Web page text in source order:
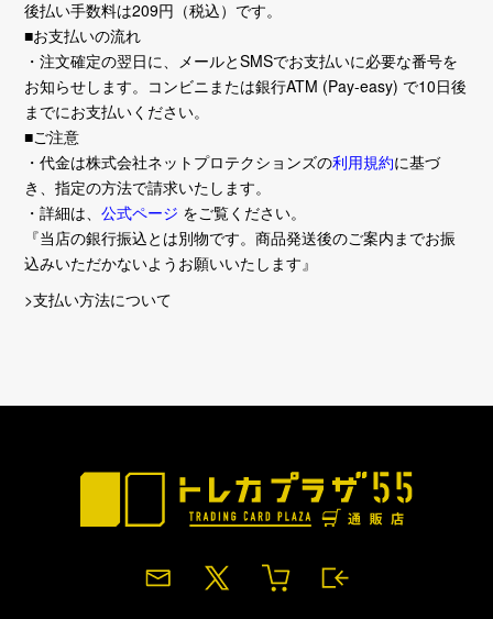
後払い手数料は209円（税込）です。
■お支払いの流れ
・注文確定の翌日に、メールとSMSでお支払いに必要な番号を
お知らせします。コンビニまたは銀行ATM (Pay-easy) で10日後
までにお支払いください。
■ご注意
・代金は株式会社ネットプロテクションズの利用規約に基づ
き、指定の方法で請求いたします。
・詳細は、公式ページ をご覧ください。
『当店の銀行振込とは別物です。商品発送後のご案内までお振
込みいただかないようお願いいたします』
>支払い方法について